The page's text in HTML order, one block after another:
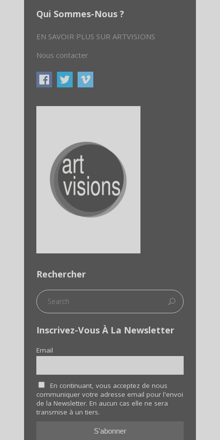
Qui Sommes-Nous ?
EN SAVOIR PLUS SUR ARTVISIONS
Nous contacter
Rechercher
Inscrivez-Vous À La Newsletter
Email
En continuant, vous acceptez de nous
communiquer votre adresse email pour l'envoi
de la Newsletter. En aucun cas elle ne sera
transmise à un tiers.